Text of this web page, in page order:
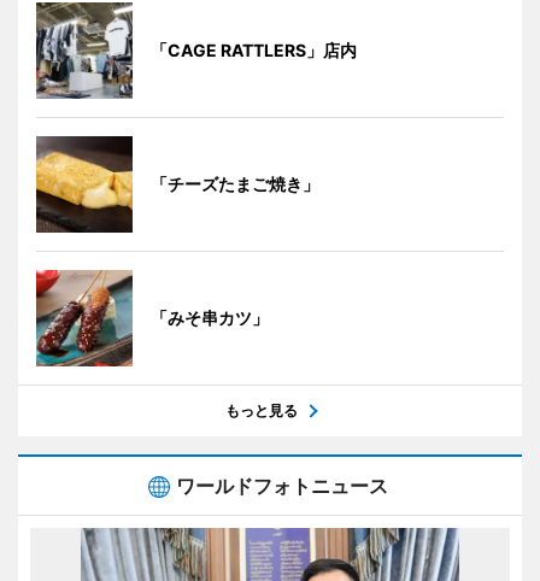
「CAGE RATTLERS」店内
「チーズたまご焼き」
「みそ串カツ」
もっと見る
ワールドフォトニュース